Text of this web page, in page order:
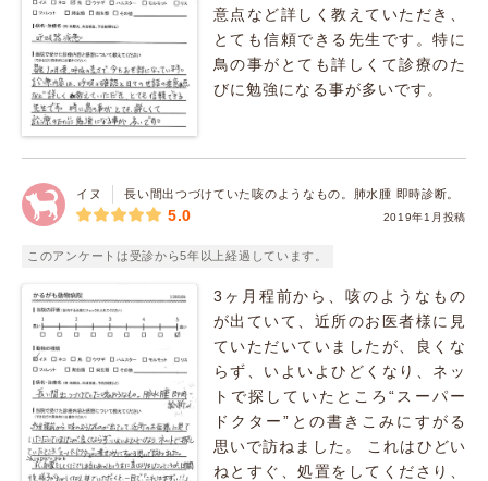
意点など詳しく教えていただき、
とても信頼できる先生です。特に
鳥の事がとても詳しくて診療のた
びに勉強になる事が多いです。
イヌ 長い間出つづけていた咳のようなもの。肺水腫 即時診断。
2019年1月投稿
5.0
このアンケートは受診から5年以上経過しています。
3ヶ月程前から、咳のようなもの
が出ていて、近所のお医者様に見
ていただいていましたが、良くな
らず、いよいよひどくなり、ネッ
トで探していたところ“スーパー
ドクター”との書きこみにすがる
思いで訪ねました。 これはひどい
ねとすぐ、処置をしてくださり、